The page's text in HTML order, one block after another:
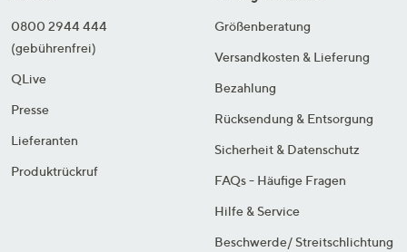
0800 2944 444
(gebührenfrei)
QLive
Presse
Lieferanten
Produktrückruf
Größenberatung
Versandkosten & Lieferung
Bezahlung
Rücksendung & Entsorgung
Sicherheit & Datenschutz
FAQs - Häufige Fragen
Hilfe & Service
Beschwerde/ Streitschlichtung